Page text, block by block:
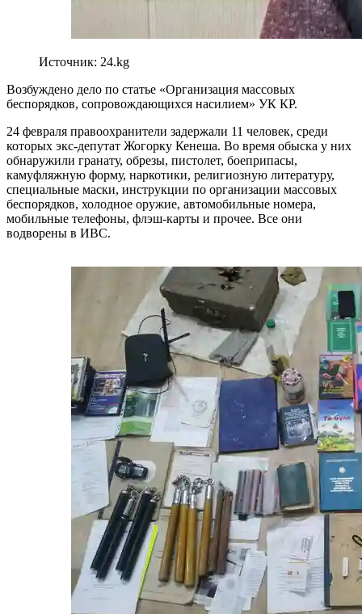
Источник: 24.kg
Возбуждено дело по статье «Организация массовых
беспорядков, сопровождающихся насилием» УК КР.
24 февраля правоохранители задержали 11 человек, среди
которых экс-депутат Жогорку Кенеша. Во время обыска у них
обнаружили гранату, обрезы, пистолет, боеприпасы,
камуфляжную форму, наркотики, религиозную литературу,
специальные маски, инструкции по организации массовых
беспорядков, холодное оружие, автомобильные номера,
мобильные телефоны, флэш-карты и прочее. Все они
водворены в ИВС.